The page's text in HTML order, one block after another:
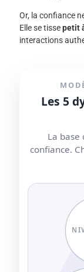
Or, la confiance
Elle se tissepetit
interactions
Les 5
La base
confiance.